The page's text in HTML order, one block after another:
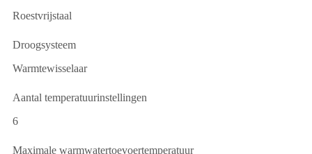
Roestvrijstaal
Droogsysteem
Warmtewisselaar
Aantal temperatuurinstellingen
6
Maximale warmwatertoevoertemperatuur